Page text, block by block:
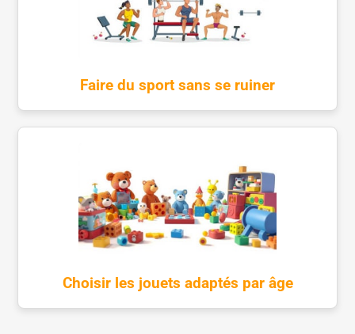
Faire du sport sans se ruiner
Choisir les jouets adaptés par âge